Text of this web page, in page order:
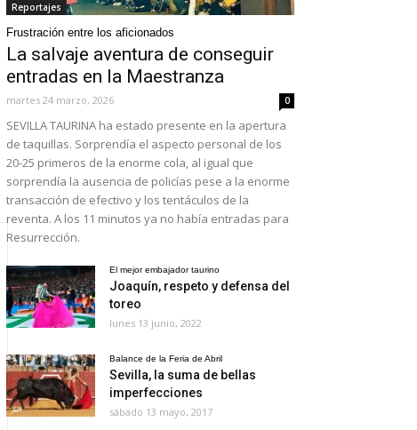
Reportajes
Frustración entre los aficionados
La salvaje aventura de conseguir
entradas en la Maestranza
martes 24 marzo, 2026 0
SEVILLA TAURINA ha estado presente en la apertura
de taquillas. Sorprendía el aspecto personal de los
20-25 primeros de la enorme cola, al igual que
sorprendía la ausencia de policías pese a la enorme
transacción de efectivo y los tentáculos de la
reventa. A los 11 minutos ya no había entradas para
Resurrección.
El mejor embajador taurino
Joaquín, respeto y defensa del
toreo
lunes 13 junio, 2022
Balance de la Feria de Abril
Sevilla, la suma de bellas
imperfecciones
sábado 13 mayo, 2017